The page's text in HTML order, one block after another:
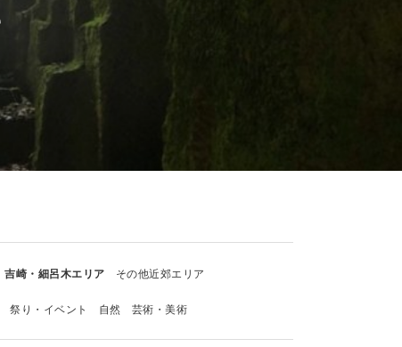
吉崎・細呂木エリア その他近郊エリア
祭り・イベント 自然 芸術・美術